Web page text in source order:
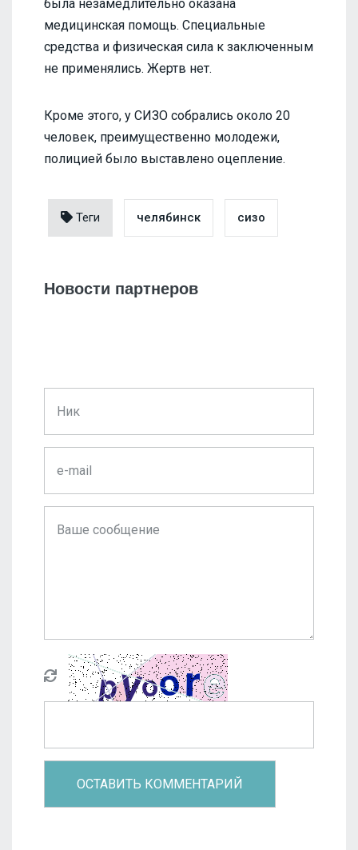
была незамедлительно оказана
медицинская помощь. Специальные
средства и физическая сила к заключенным
не применялись. Жертв нет.
Кроме этого, у СИЗО собрались около 20
человек, преимущественно молодежи,
полицией было выставлено оцепление.
Теги челябинск сизо
Новости партнеров